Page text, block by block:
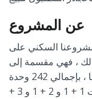
عن المشروع
السكني على
على ذلك ، فهي مقسمة إلى
مبنيين (2) يتكون كل منهما من 22 طابقًا ، بإجمالي 242 وحدة
سكنية و 50 متجرًا. هناك أيضًا أنواع عقارات 1 + 1 و 2 + 1 و 3 +